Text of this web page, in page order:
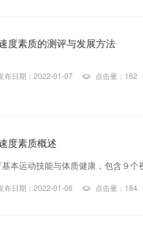
度素质的测评与发展方法
布日期：2022-01-07 点击量：162
度素质概述
本运动技能与体质健康，包含９
布日期：2022-01-06 点击量：184